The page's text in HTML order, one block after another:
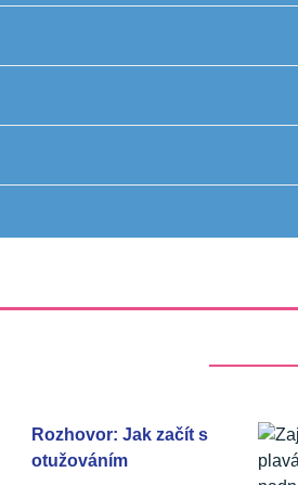
Rozhovor: Jak začít s
otužováním